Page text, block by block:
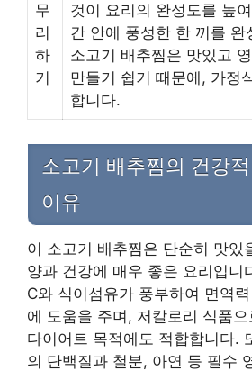
무
리
하
기
것이 요리의 완성도를 높
간 안에 풍성한 한 끼를 완
소고기 배추찜은 맛있고
만들기 쉽기 때문에, 가정
합니다.
소고기 배추찜의 건강
이유
이 소고기 배추찜은 단순히 맛있
양과 건강에 매우 좋은 요리입니
C와 식이섬유가 풍부하여 면역
에 도움을 주며, 저칼로리 식품
다이어트 목적에도 적합합니다.
의 단백질과 철분, 아연 등 필수